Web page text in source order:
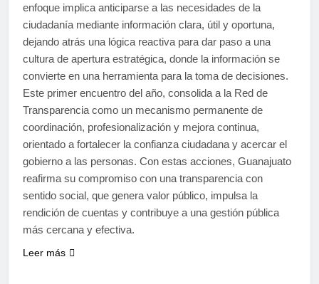
enfoque implica anticiparse a las necesidades de la
ciudadanía mediante información clara, útil y oportuna,
dejando atrás una lógica reactiva para dar paso a una
cultura de apertura estratégica, donde la información se
convierte en una herramienta para la toma de decisiones.
Este primer encuentro del año, consolida a la Red de
Transparencia como un mecanismo permanente de
coordinación, profesionalización y mejora continua,
orientado a fortalecer la confianza ciudadana y acercar el
gobierno a las personas. Con estas acciones, Guanajuato
reafirma su compromiso con una transparencia con
sentido social, que genera valor público, impulsa la
rendición de cuentas y contribuye a una gestión pública
más cercana y efectiva.
Leer más